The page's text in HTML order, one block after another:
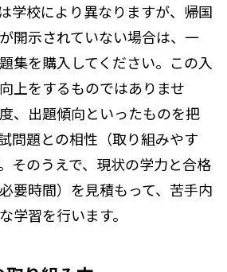
学校により異なりますが、帰国
開示されていない場合は、一
集を購入してください。この入
上をするものではありませ
、出題傾向といったものを把
問題との相性（取り組みやす
そのうえで、現状の学力と合格
要時間）を見積もって、苦手内
学習を行います。